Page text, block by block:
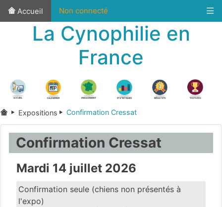
Accueil Non connecté
La Cynophilie en
France
Expositions Confirmation Cressat
Confirmation Cressat
Mardi 14 juillet 2026
Confirmation seule (chiens non présentés à
l'expo)